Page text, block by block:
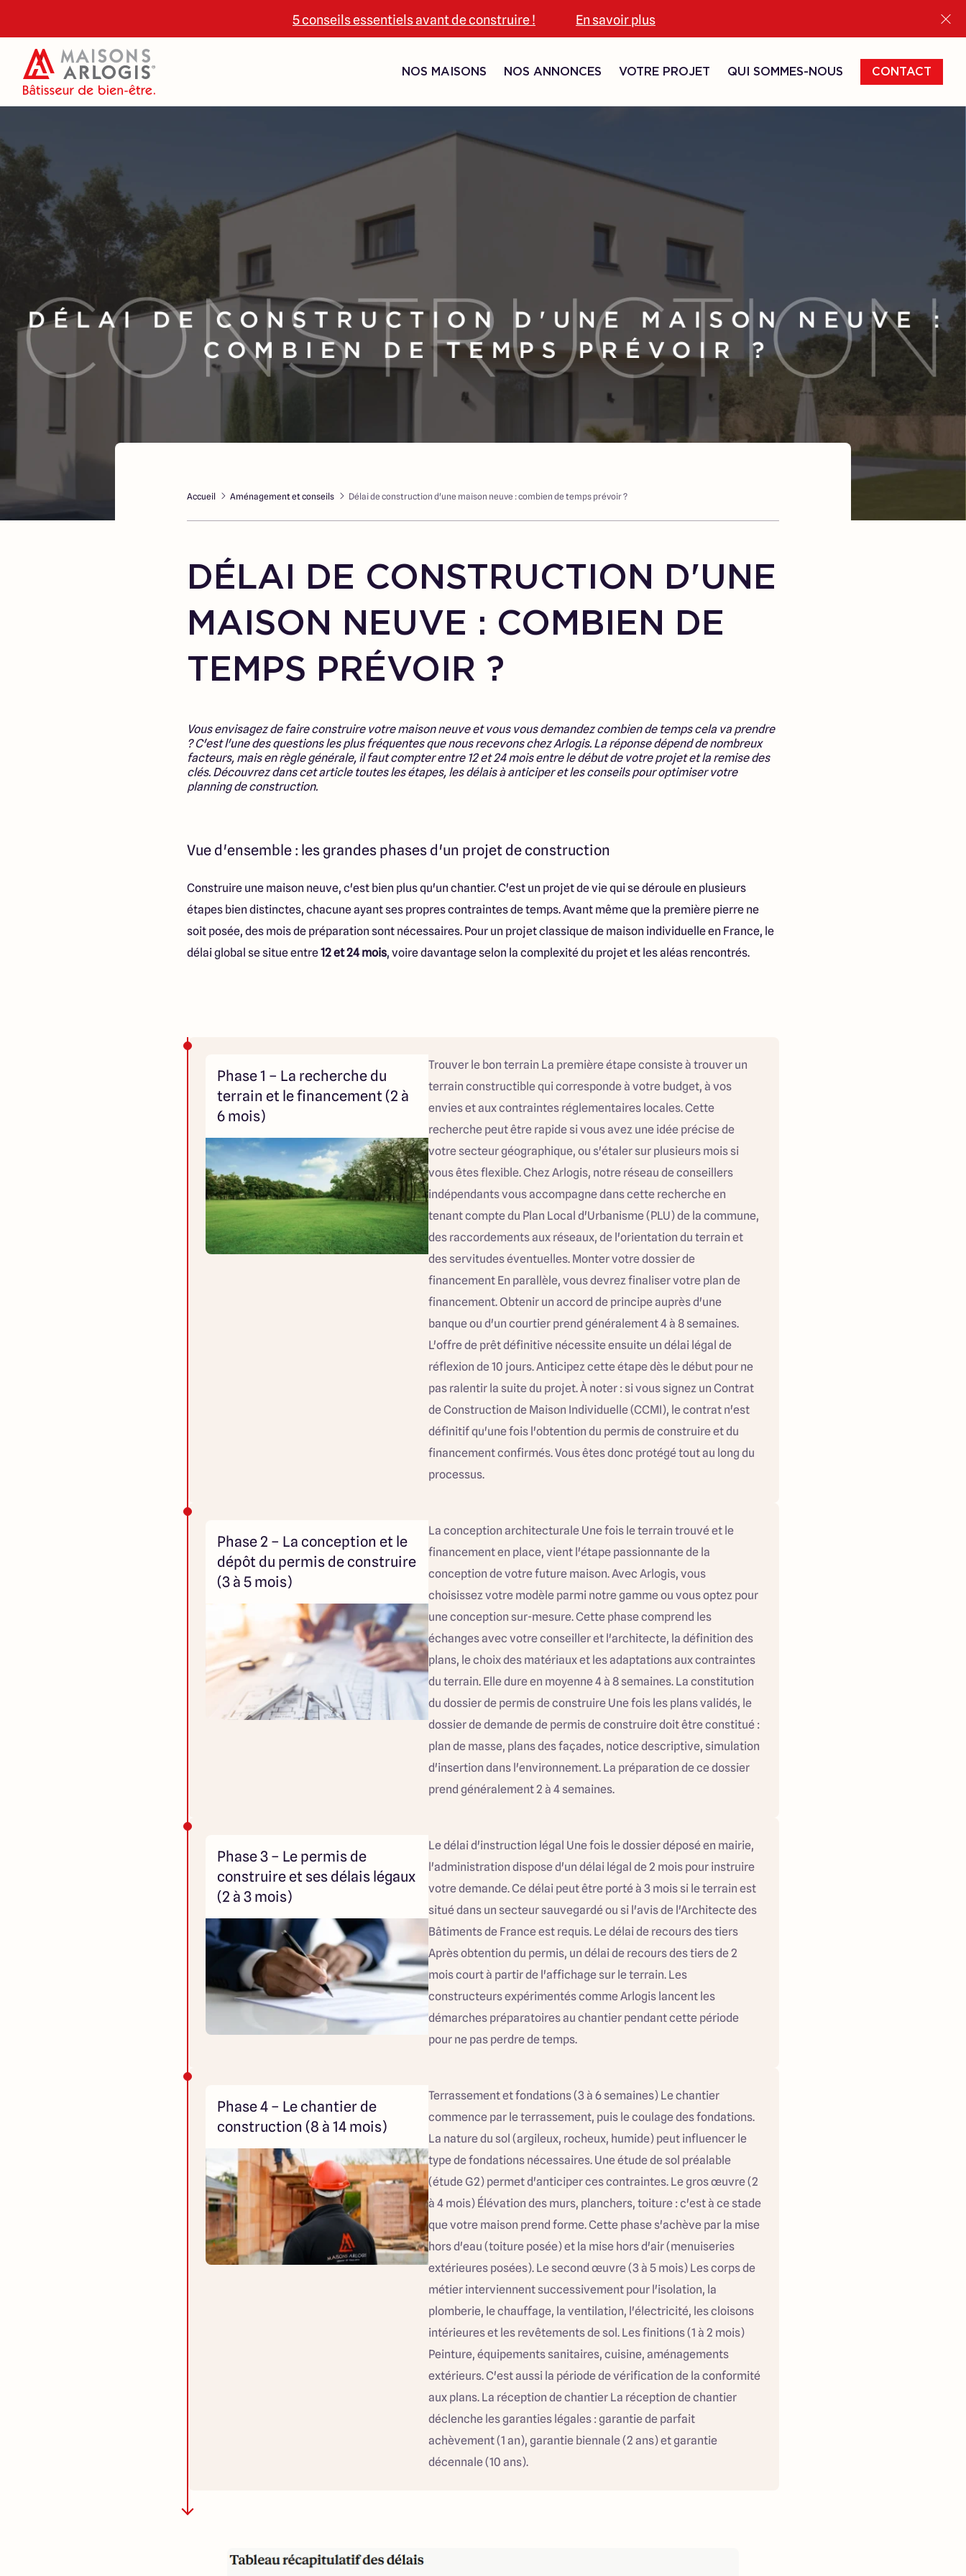
5 conseils essentiels avant de construire ! En savoir plus
NOS MAISONS NOS ANNONCES VOTRE PROJET QUI SOMMES-NOUS CONTACT
Accueil Aménagement et conseils Délai de construction d'une maison neuve : combien de temps prévoir ?
DÉLAI DE CONSTRUCTION D'UNE
MAISON NEUVE : COMBIEN DE
TEMPS PRÉVOIR ?
Vous envisagez de faire construire votre maison neuve et vous vous demandez combien de temps cela va prendre
? C'est l'une des questions les plus fréquentes que nous recevons chez Arlogis. La réponse dépend de nombreux
facteurs, mais en règle générale, il faut compter entre 12 et 24 mois entre le début de votre projet et la remise des
clés. Découvrez dans cet article toutes les étapes, les délais à anticiper et les conseils pour optimiser votre
planning de construction.
Vue d'ensemble : les grandes phases d'un projet de construction
Construire une maison neuve, c'est bien plus qu'un chantier. C'est un projet de vie qui se déroule en plusieurs
étapes bien distinctes, chacune ayant ses propres contraintes de temps. Avant même que la première pierre ne
soit posée, des mois de préparation sont nécessaires. Pour un projet classique de maison individuelle en France, le
délai global se situe entre12 et 24 mois, voire davantage selon la complexité du projet et les aléas rencontrés.
Phase 1 – La recherche du
terrain et le financement (2 à
6 mois)
Trouver le bon terrain La première étape consiste à trouver un
terrain constructible qui corresponde à votre budget, à vos
envies et aux contraintes réglementaires locales. Cette
recherche peut être rapide si vous avez une idée précise de
votre secteur géographique, ou s'étaler sur plusieurs mois si
vous êtes flexible. Chez Arlogis, notre réseau de conseillers
indépendants vous accompagne dans cette recherche en
tenant compte du Plan Local d'Urbanisme (PLU) de la commune,
des raccordements aux réseaux, de l'orientation du terrain et
des servitudes éventuelles. Monter votre dossier de
financement En parallèle, vous devrez finaliser votre plan de
financement. Obtenir un accord de principe auprès d'une
banque ou d'un courtier prend généralement 4 à 8 semaines.
L'offre de prêt définitive nécessite ensuite un délai légal de
réflexion de 10 jours. Anticipez cette étape dès le début pour ne
pas ralentir la suite du projet. À noter : si vous signez un Contrat
de Construction de Maison Individuelle (CCMI), le contrat n'est
définitif qu'une fois l'obtention du permis de construire et du
financement confirmés. Vous êtes donc protégé tout au long du
processus.
Phase 2 – La conception et le
dépôt du permis de construire
(3 à 5 mois)
La conception architecturale Une fois le terrain trouvé et le
financement en place, vient l'étape passionnante de la
conception de votre future maison. Avec Arlogis, vous
choisissez votre modèle parmi notre gamme ou vous optez pour
une conception sur-mesure. Cette phase comprend les
échanges avec votre conseiller et l'architecte, la définition des
plans, le choix des matériaux et les adaptations aux contraintes
du terrain. Elle dure en moyenne 4 à 8 semaines. La constitution
du dossier de permis de construire Une fois les plans validés, le
dossier de demande de permis de construire doit être constitué :
plan de masse, plans des façades, notice descriptive, simulation
d'insertion dans l'environnement. La préparation de ce dossier
prend généralement 2 à 4 semaines.
Phase 3 – Le permis de
construire et ses délais légaux
(2 à 3 mois)
Le délai d'instruction légal Une fois le dossier déposé en mairie,
l'administration dispose d'un délai légal de 2 mois pour instruire
votre demande. Ce délai peut être porté à 3 mois si le terrain est
situé dans un secteur sauvegardé ou si l'avis de l'Architecte des
Bâtiments de France est requis. Le délai de recours des tiers
Après obtention du permis, un délai de recours des tiers de 2
mois court à partir de l'affichage sur le terrain. Les
constructeurs expérimentés comme Arlogis lancent les
démarches préparatoires au chantier pendant cette période
pour ne pas perdre de temps.
Phase 4 – Le chantier de
construction (8 à 14 mois)
Terrassement et fondations (3 à 6 semaines) Le chantier
commence par le terrassement, puis le coulage des fondations.
La nature du sol (argileux, rocheux, humide) peut influencer le
type de fondations nécessaires. Une étude de sol préalable
(étude G2) permet d'anticiper ces contraintes. Le gros œuvre (2
à 4 mois) Élévation des murs, planchers, toiture : c'est à ce stade
que votre maison prend forme. Cette phase s'achève par la mise
hors d'eau (toiture posée) et la mise hors d'air (menuiseries
extérieures posées). Le second œuvre (3 à 5 mois) Les corps de
métier interviennent successivement pour l'isolation, la
plomberie, le chauffage, la ventilation, l'électricité, les cloisons
intérieures et les revêtements de sol. Les finitions (1 à 2 mois)
Peinture, équipements sanitaires, cuisine, aménagements
extérieurs. C'est aussi la période de vérification de la conformité
aux plans. La réception de chantier La réception de chantier
déclenche les garanties légales : garantie de parfait
achèvement (1 an), garantie biennale (2 ans) et garantie
décennale (10 ans).